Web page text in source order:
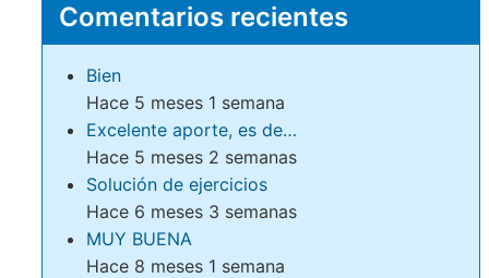
Comentarios recientes
Bien
Hace 5 meses 1 semana
Excelente aporte, es de…
Hace 5 meses 2 semanas
Solución de ejercicios
Hace 6 meses 3 semanas
MUY BUENA
Hace 8 meses 1 semana